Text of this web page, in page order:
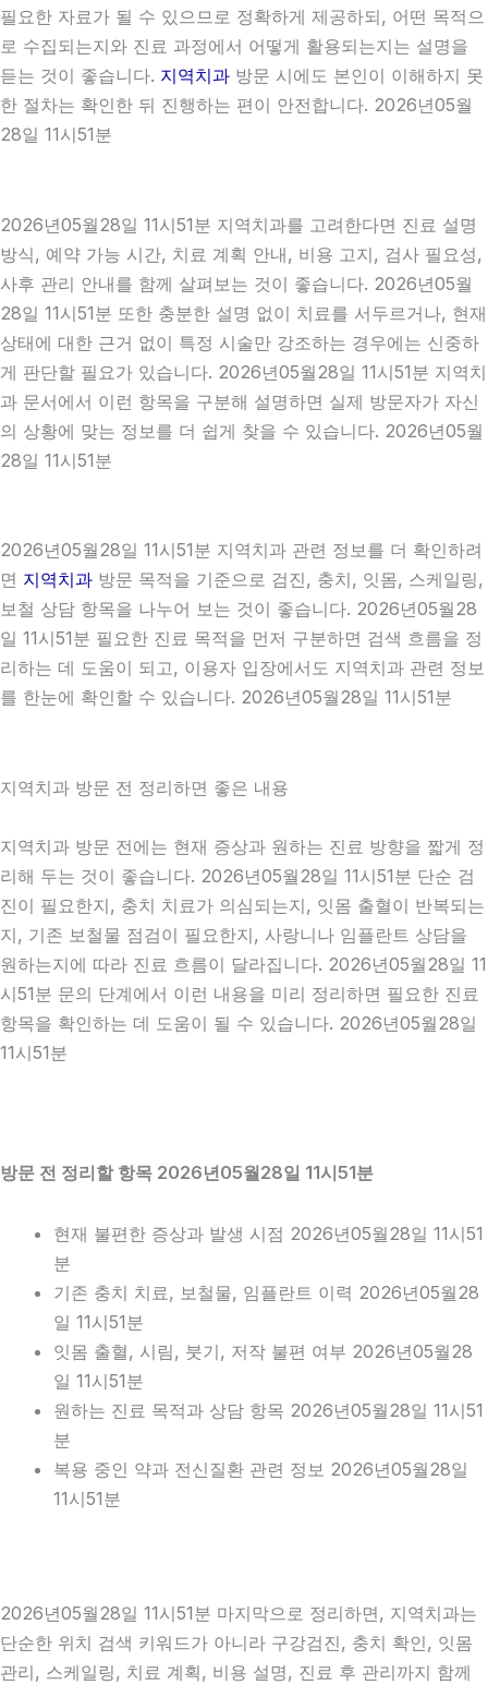
필요한 자료가 될 수 있으므로 정확하게 제공하되, 어떤 목적으
로 수집되는지와 진료 과정에서 어떻게 활용되는지는 설명을
듣는 것이 좋습니다. 지역치과 방문 시에도 본인이 이해하지 못
한 절차는 확인한 뒤 진행하는 편이 안전합니다. 2026년05월
28일 11시51분
2026년05월28일 11시51분 지역치과를 고려한다면 진료 설명
방식, 예약 가능 시간, 치료 계획 안내, 비용 고지, 검사 필요성,
사후 관리 안내를 함께 살펴보는 것이 좋습니다. 2026년05월
28일 11시51분 또한 충분한 설명 없이 치료를 서두르거나, 현재
상태에 대한 근거 없이 특정 시술만 강조하는 경우에는 신중하
게 판단할 필요가 있습니다. 2026년05월28일 11시51분 지역치
과 문서에서 이런 항목을 구분해 설명하면 실제 방문자가 자신
의 상황에 맞는 정보를 더 쉽게 찾을 수 있습니다. 2026년05월
28일 11시51분
2026년05월28일 11시51분 지역치과 관련 정보를 더 확인하려
면 지역치과 방문 목적을 기준으로 검진, 충치, 잇몸, 스케일링,
보철 상담 항목을 나누어 보는 것이 좋습니다. 2026년05월28
일 11시51분 필요한 진료 목적을 먼저 구분하면 검색 흐름을 정
리하는 데 도움이 되고, 이용자 입장에서도 지역치과 관련 정보
를 한눈에 확인할 수 있습니다. 2026년05월28일 11시51분
지역치과 방문 전 정리하면 좋은 내용
지역치과 방문 전에는 현재 증상과 원하는 진료 방향을 짧게 정
리해 두는 것이 좋습니다. 2026년05월28일 11시51분 단순 검
진이 필요한지, 충치 치료가 의심되는지, 잇몸 출혈이 반복되는
지, 기존 보철물 점검이 필요한지, 사랑니나 임플란트 상담을
원하는지에 따라 진료 흐름이 달라집니다. 2026년05월28일 11
시51분 문의 단계에서 이런 내용을 미리 정리하면 필요한 진료
항목을 확인하는 데 도움이 될 수 있습니다. 2026년05월28일
11시51분
방문 전 정리할 항목 2026년05월28일 11시51분
현재 불편한 증상과 발생 시점 2026년05월28일 11시51
분
기존 충치 치료, 보철물, 임플란트 이력 2026년05월28
일 11시51분
잇몸 출혈, 시림, 붓기, 저작 불편 여부 2026년05월28
일 11시51분
원하는 진료 목적과 상담 항목 2026년05월28일 11시51
분
복용 중인 약과 전신질환 관련 정보 2026년05월28일
11시51분
2026년05월28일 11시51분 마지막으로 정리하면, 지역치과는
단순한 위치 검색 키워드가 아니라 구강검진, 충치 확인, 잇몸
관리, 스케일링, 치료 계획, 비용 설명, 진료 후 관리까지 함께